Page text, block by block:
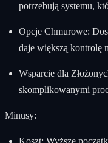
potrzebują systemu,
Opcje Chmurowe:
daje większą kontrolę
Wsparcie dla
skomplikowanymi
Minusy: